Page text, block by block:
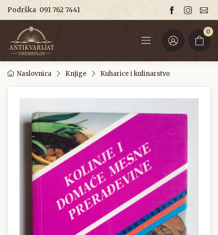
Podrška 091 762 7441
0
Naslovnica Knjige Kuharice i kulinarstvo